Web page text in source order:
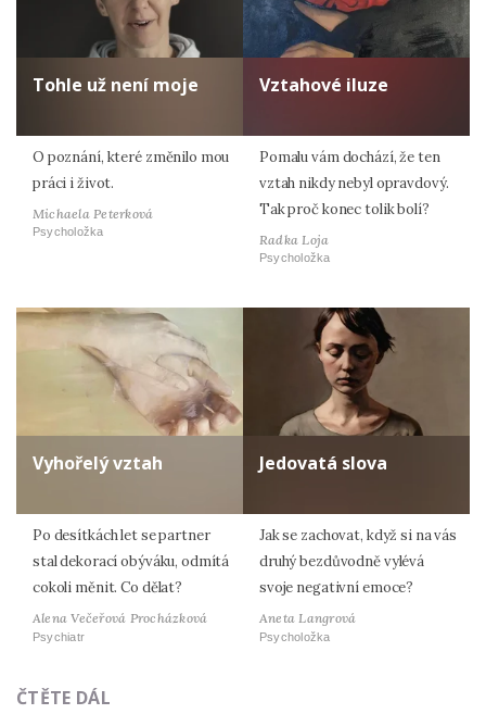
Tohle už není moje
O poznání, které změnilo mou
práci i život.
Michaela Peterková
Psycholožka
Vztahové iluze
Pomalu vám dochází, že ten
vztah nikdy nebyl opravdový.
Tak proč konec tolik bolí?
Radka Loja
Psycholožka
Vyhořelý vztah
Po desítkách let se partner
stal dekorací obýváku, odmítá
cokoli měnit. Co dělat?
Alena Večeřová Procházková
Psychiatr
Jedovatá slova
Jak se zachovat, když si na vás
druhý bezdůvodně vylévá
svoje negativní emoce?
Aneta Langrová
Psycholožka
ČTĚTE DÁL